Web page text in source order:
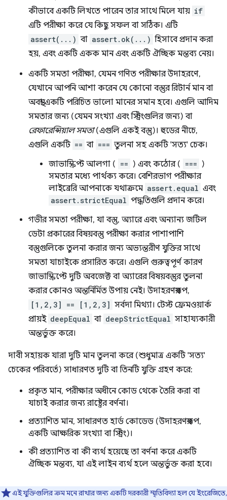
কীভাবে একটি লিখতে পারেন তার সাথে মিলে যায় if
এটি পরীক্ষা করে যে কিছু সফল বা সঠিক। এটি
assert(...) বা assert.ok(...) হিসাবে প্রদান করা
হয়, এবং একটি একক মান এবং একটি ঐচ্ছিক মন্তব্য নেয়।
একটি সমতা পরীক্ষা, যেমন গণিত পরীক্ষার উদাহরণে,
যেখানে আপনি আশা করেন যে কোনো বস্তুর রিটার্ন মান বা
অবস্থা একটি পরিচিত ভালো মানের সমান হবে। এগুলি আদিম
সমতার জন্য (যেমন সংখ্যা এবং স্ট্রিংগুলির জন্য) বা
রেফারেন্সিয়াল সমতা(এগুলি একই বস্তু)। হুডের নীচে,
এগুলি একটি == বা === তুলনা সহ একটি 'সত্য' চেক।
জাভাস্ক্রিপ্ট আলগা ( == ) এবং কঠোর ( === )
সমতার মধ্যে পার্থক্য করে। বেশিরভাগ পরীক্ষার
লাইব্রেরি আপনাকে যথাক্রমে assert.equal এবং
assert.strictEqual পদ্ধতিগুলি প্রদান করে।
গভীর সমতা পরীক্ষা, যা বস্তু, অ্যারে এবং অন্যান্য জটিল
ডেটা প্রকারের বিষয়বস্তু পরীক্ষা করার পাশাপাশি
বস্তুগুলিকে তুলনা করার জন্য অভ্যন্তরীণ যুক্তির সাথে
সমতা যাচাইকে প্রসারিত করে। এগুলি গুরুত্বপূর্ণ কারণ
জাভাস্ক্রিপ্টে দুটি অবজেক্ট বা অ্যারের বিষয়বস্তুর তুলনা
করার কোনও অন্তর্নির্মিত উপায় নেই। উদাহরণস্বরূপ,
[1,2,3] == [1,2,3] সর্বদা মিথ্যা। টেস্ট ফ্রেমওয়ার্ক
প্রায়ই deepEqual বা deepStrictEqual সাহায্যকারী
অন্তর্ভুক্ত করে।
দাবী সহায়ক যারা দুটি মান তুলনা করে (শুধুমাত্র একটি 'সত্য'
চেকের পরিবর্তে) সাধারণত দুটি বা তিনটি যুক্তি গ্রহণ করে:
প্রকৃত মান, পরীক্ষার অধীনে কোড থেকে তৈরি করা বা
যাচাই করার জন্য রাষ্ট্রের বর্ণনা।
প্রত্যাশিত মান, সাধারণত হার্ড কোডেড (উদাহরণস্বরূপ,
একটি আক্ষরিক সংখ্যা বা স্ট্রিং)।
কী প্রত্যাশিত বা কী ব্যর্থ হয়েছে তা বর্ণনা করে একটি
ঐচ্ছিক মন্তব্য, যা এই লাইন ব্যর্থ হলে অন্তর্ভুক্ত করা হবে।
এই যুক্তিগুলির ক্রম মনে রাখার জন্য একটি দরকারী স্মৃতিবিদ্যা হল যে ইংরেজিতে,